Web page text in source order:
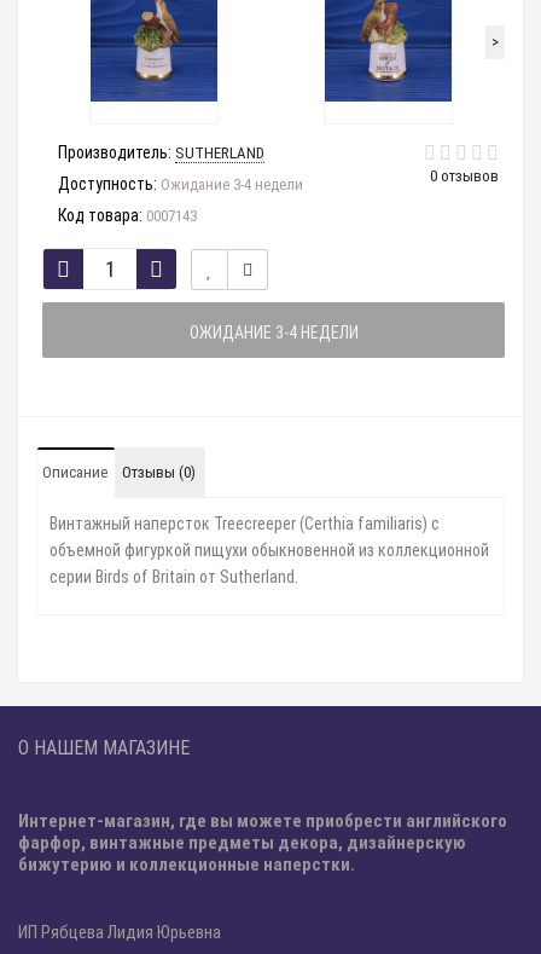
>
0 отзывов
Производитель: SUTHERLAND
Доступность: Ожидание 3-4 недели
Код товара: 0007143
ОЖИДАНИЕ 3-4 НЕДЕЛИ
Описание Отзывы (0)
Винтажный наперсток Treecreeper (Certhia familiaris) с
объемной фигуркой пищухи обыкновенной из коллекционной
серии Birds of Britain от Sutherland.
О НАШЕМ МАГАЗИНЕ
Интернет-магазин, где вы можете приобрести английского
фарфор, винтажные предметы декора, дизайнерскую
бижутерию и коллекционные наперстки.
ИП Рябцева Лидия Юрьевна